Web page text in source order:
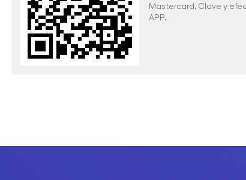
Mastercard, Clave y
APP.